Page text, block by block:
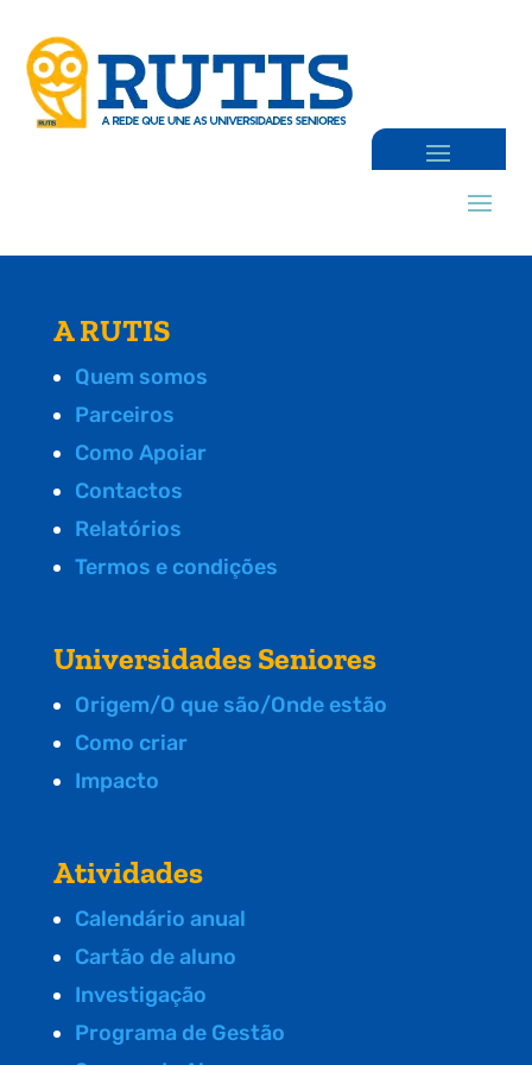
A RUTIS
Quem somos
Parceiros
Como Apoiar
Contactos
Relatórios
Termos e condições
Universidades Seniores
Origem/O que são/Onde estão
Como criar
Impacto
Atividades
Calendário anual
Cartão de aluno
Investigação
Programa de Gestão